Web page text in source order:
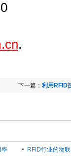
.
下一篇： 利用RFID
率
RFID行业的物